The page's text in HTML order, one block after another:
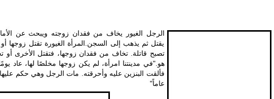
الرجل الغيور يخاف من فقدان زوجته ويبحث عن
يقتل ثم يذهب إلى السجن. المرأة الغيورة تقتل زوجها أو
تصبح قاتلة. تخاف من فقدان زوجها، فتقتل الأخرى أو
هو. "في مدينتنا امرأة، لم يكن زوجها مخلصًا لها، عاد
عاماً"